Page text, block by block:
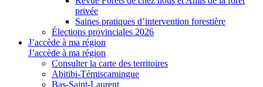
privée
Saines pratiques d’intervention forestière
Élections provinciales 2026
J’accède à ma région
J’accède à ma région
Consulter la carte des territoires
Abitibi-Témiscamingue
Bas-Saint-Laurent